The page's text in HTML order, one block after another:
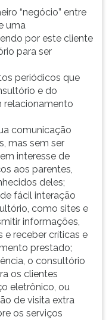
“negócio” entre
uma
por este cliente
para ser
periódicos que
e do
relacionamento
comunicação
mas sem ser
interesse de
aos parentes,
deles;
fácil interação
como sites e
informações,
e receber críticas e
prestado;
o consultório
os clientes
eletrônico, ou
de visita extra
os serviços